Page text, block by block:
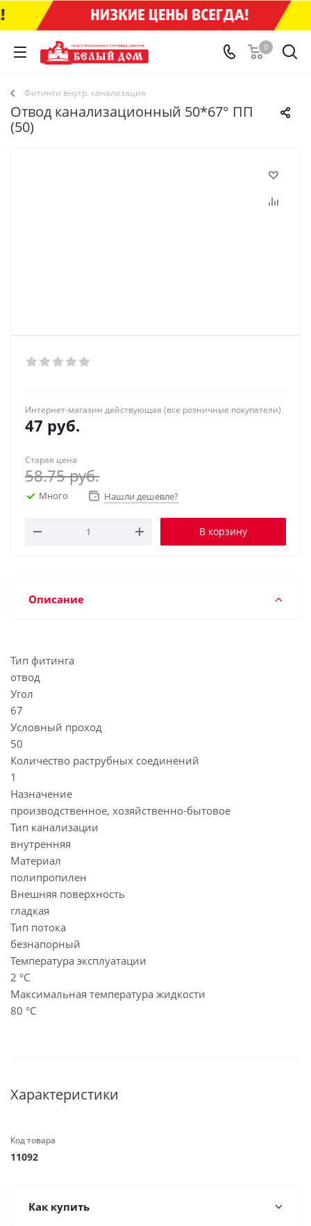
0
Фитинги внутр. канализация
Отвод канализационный 50*67° ПП
(50)
Интернет-магазин действующая (все розничные покупатели)
47 руб.
Старая цена
58.75руб.
Много Нашли дешевле?
В корзину
Описание
Тип фитинга
отвод
Угол
67
Условный проход
50
Количество раструбных соединений
1
Назначение
производственное, хозяйственно-бытовое
Тип канализации
внутренняя
Материал
полипропилен
Внешняя поверхность
гладкая
Тип потока
безнапорный
Температура эксплуатации
2 °C
Максимальная температура жидкости
80 °C
Характеристики
Код товара
11092
Как купить